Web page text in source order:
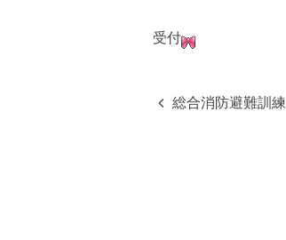
受付
総合消防避難訓練